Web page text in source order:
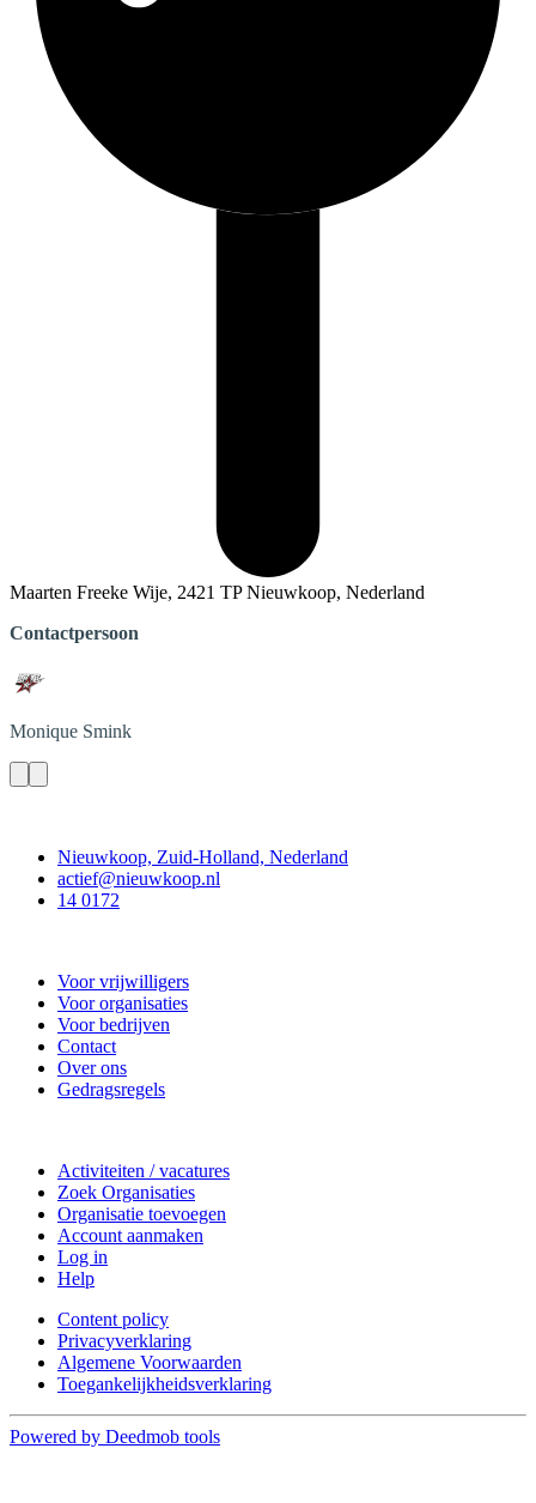
Maarten Freeke Wije, 2421 TP Nieuwkoop, Nederland
Contactpersoon
Monique Smink
Nieuwkoop, Zuid-Holland, Nederland
actief@nieuwkoop.nl
14 0172
Voor vrijwilligers
Voor organisaties
Voor bedrijven
Contact
Over ons
Gedragsregels
Activiteiten / vacatures
Zoek Organisaties
Organisatie toevoegen
Account aanmaken
Log in
Help
Content policy
Privacyverklaring
Algemene Voorwaarden
Toegankelijkheidsverklaring
Powered by Deedmob tools